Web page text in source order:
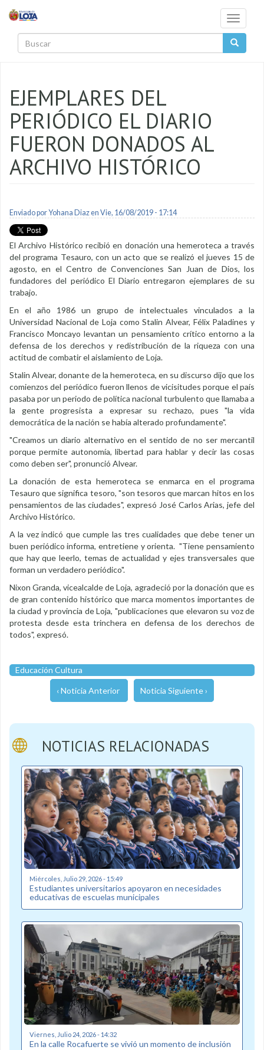
Toggle
EJEMPLARES DEL
PERIÓDICO EL DIARIO
FUERON DONADOS AL
ARCHIVO HISTÓRICO
Enviado porYohana Diazen Vie, 16/08/2019 - 17:14
El Archivo Histórico recibió en donación una hemeroteca a través
del programa Tesauro, con un acto que se realizó el jueves 15 de
agosto, en el Centro de Convenciones San Juan de Dios, los
fundadores del periódico El Diario entregaron ejemplares de su
trabajo.
En el año 1986 un grupo de intelectuales vinculados a la
Universidad Nacional de Loja como Stalin Alvear, Félix Paladines y
Francisco Moncayo levantan un pensamiento crítico entorno a la
defensa de los derechos y redistribución de la riqueza con una
actitud de combatir el aislamiento de Loja.
Stalin Alvear, donante de la hemeroteca, en su discurso dijo que los
comienzos del periódico fueron llenos de vicisitudes porque el país
pasaba por un periodo de política nacional turbulento que llamaba a
la gente progresista a expresar su rechazo, pues "la vida
democrática de la nación se había alterado profundamente".
"Creamos un diario alternativo en el sentido de no ser mercantil
porque permite autonomía, libertad para hablar y decir las cosas
como deben ser", pronunció Alvear.
La donación de esta hemeroteca se enmarca en el programa
Tesauro que significa tesoro, "son tesoros que marcan hitos en los
pensamientos de las ciudades", expresó José Carlos Arias, jefe del
Archivo Histórico.
A la vez indicó que cumple las tres cualidades que debe tener un
buen periódico informa, entretiene y orienta. "Tiene pensamiento
que hay que leerlo, temas de actualidad y ejes transversales que
forman un verdadero periódico".
Nixon Granda, vicealcalde de Loja, agradeció por la donación que es
de gran contenido histórico que marca momentos importantes de
la ciudad y provincia de Loja, "publicaciones que elevaron su voz de
protesta desde esta trinchera en defensa de los derechos de
todos", expresó.
Educación Cultura
‹ Noticia Anterior Noticia Siguiente ›
NOTICIAS RELACIONADAS
Miércoles, Julio 29, 2026 - 15:49
Estudiantes universitarios apoyaron en necesidades
educativas de escuelas municipales
Viernes, Julio 24, 2026 - 14:32
En la calle Rocafuerte se vivió un momento de inclusión